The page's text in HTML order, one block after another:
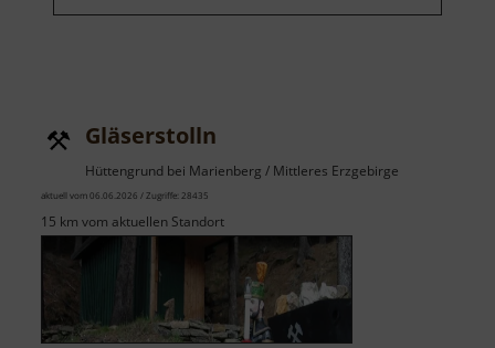
Gläserstolln
Hüttengrund bei Marienberg / Mittleres Erzgebirge
aktuell vom 06.06.2026 / Zugriffe: 28435
15 km vom aktuellen Standort